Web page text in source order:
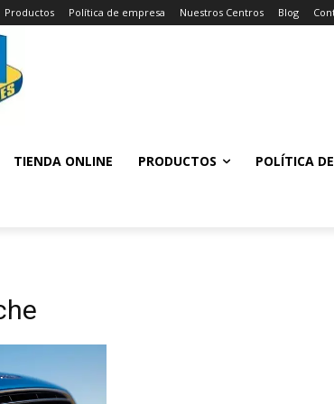
Productos Política de empresa Nuestros Centros Blog
TIENDA ONLINE PRODUCTOS POLÍTICA